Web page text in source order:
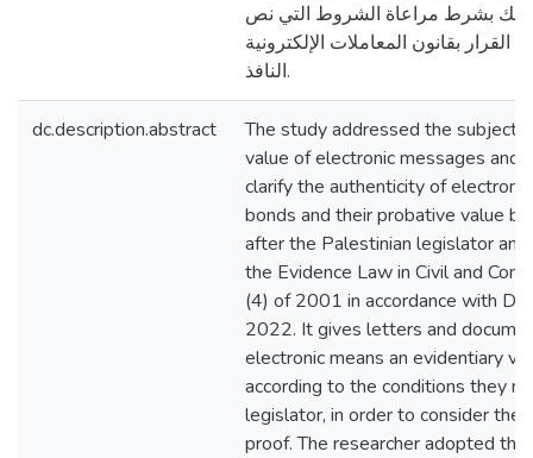
وذلك بشرط مراعاة الشروط التي نص
بقانون المعاملات الإلكترونية
النافذ.
dc.description.abstract
The study addressed the subject
value of electronic messages and
clarify the authenticity of
bonds and their probative value
after the Palestinian legislator
the Evidence Law in Civil and
(4) of 2001 in accordance with
2022. It gives letters and
electronic means an evidentiary
according to the conditions they
legislator, in order to consider
proof. ‏The researcher adopted the descriptive